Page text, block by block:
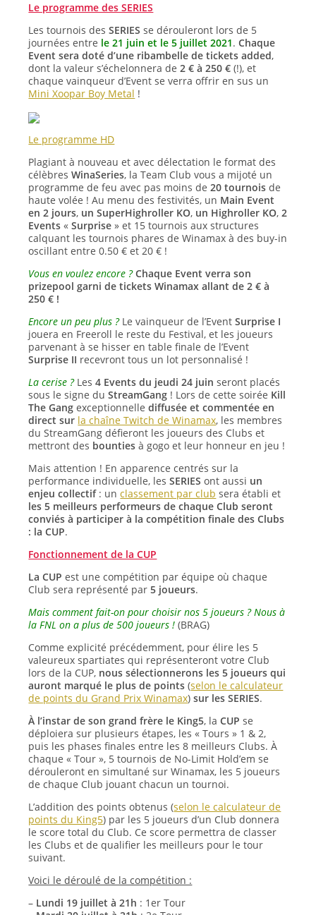
Le programme des SERIES
Les tournois desSERIES se dérouleront lors de 5
journées entre le 21 juin et le 5 juillet 2021.Chaque
Event sera doté d’une ribambelle de tickets added,
dont la valeur s’échelonnera de 2 € à 250 € (!), et
chaque vainqueur d’Event se verra offrir en sus un
Mini Xoopar Boy Metal !
Le programme HD
Plagiant à nouveau et avec délectation le format des
célèbresWinaSeries, la Team Club vous a mijoté un
programme de feu avec pas moins de20 tournois de
haute volée ! Au menu des festivités, un Main Event
en 2 jours, un SuperHighroller KO, un Highroller KO,2
Events «Surprise » et 15 tournois aux structures
calquant les tournois phares de Winamax à des buy-in
oscillant entre 0.50 € et 20 € !
Vous en voulez encore ? Chaque Event verra son
prizepool garni de tickets Winamax allant de 2 € à
250 € !
Encore un peu plus ?Le vainqueur de l’EventSurprise I
jouera en Freeroll le reste du Festival, et les joueurs
parvenant à se hisser en table finale de l’Event
Surprise II recevront tous un lot personnalisé !
La cerise ?Les4 Events du jeudi 24 juin seront placés
sous le signe duStreamGang ! Lors de cette soirée Kill
The Gangexceptionnellediffusée et commentée en
direct sur la chaîne Twitch de Winamax, les membres
du StreamGang défieront les joueurs des Clubs et
mettront des bountiesà gogo et leur honneur en jeu !
Mais attention ! En apparence centrés sur la
performance individuelle, lesSERIES ont aussi un
enjeu collectif: unclassement par club sera établi et
les 5 meilleurs performeurs de chaque Club seront
conviés à participer à la compétition finale des Clubs
: la CUP.
Fonctionnement de la CUP
La CUP est une compétition par équipe où chaque
Club sera représenté par5 joueurs.
Mais comment fait-on pour choisir nos 5 joueurs ? Nous à
la FNL on a plus de 500 joueurs !(BRAG)
Comme explicité précédemment, pour élire les 5
valeureux spartiates qui représenteront votre Club
lors de la CUP, nous sélectionnerons les 5 joueurs qui
auront marqué le plus de points (selon le calculateur
de points du Grand Prix Winamax)sur les SERIES.
À l’instar de son grand frère le King5, laCUPse
déploiera sur plusieurs étapes, les « Tours » 1 & 2,
puis les phases finales entre les 8 meilleurs Clubs. À
chaque « Tour », 5 tournois de No-Limit Hold’em se
dérouleront en simultané sur Winamax, les 5 joueurs
de chaque Club jouant chacun un tournoi.
L’addition des points obtenus (selon le calculateur de
points du King5) par les 5 joueurs d’un Club donnera
le score total du Club. Ce score permettra de classer
les Clubs et de qualifier les meilleurs pour le tour
suivant.
Voici le déroulé de la compétition :
– Lundi 19 juillet à 21h : 1er Tour